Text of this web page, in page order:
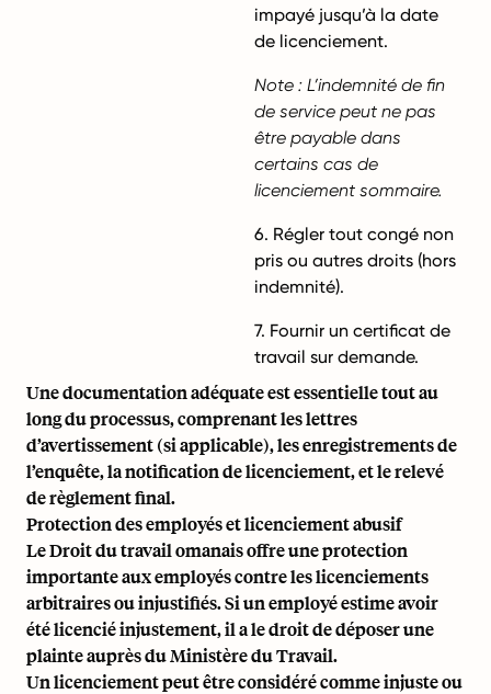
impayé jusqu’à la date
de licenciement.
Note : L’indemnité de fin
de service peut ne pas
être payable dans
certains cas de
licenciement sommaire.
6. Régler tout congé non
pris ou autres droits (hors
indemnité).
7. Fournir un certificat de
travail sur demande.
Une documentation adéquate est essentielle tout au
long du processus, comprenant les lettres
d’avertissement (si applicable), les enregistrements de
l’enquête, la notification de licenciement, et le relevé
de règlement final.
Protection des employés et licenciement abusif
Le Droit du travail omanais offre une protection
importante aux employés contre les licenciements
arbitraires ou injustifiés. Si un employé estime avoir
été licencié injustement, il a le droit de déposer une
plainte auprès du Ministère du Travail.
Un licenciement peut être considéré comme injuste ou